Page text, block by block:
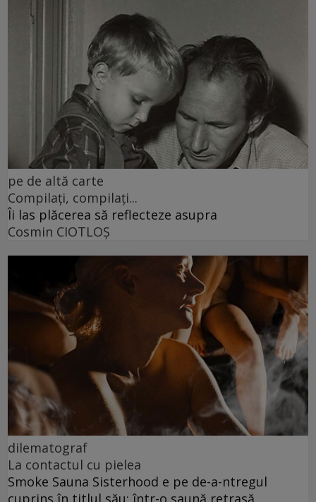
pe de altă carte
Compilați, compilați...
Îi las plăcerea să reflecteze asupra
Cosmin CIOTLOŞ
dilematograf
La contactul cu pielea
Smoke Sauna Sisterhood e pe de-a-ntregul
cuprins în titlul său: într-o saună retrasă.